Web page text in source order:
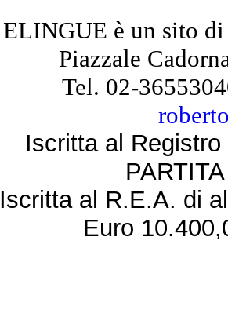
ELINGUE è un sito
Piazzale
Tel. 02-
Iscritta al
Iscritta al R.E.A. di
Euro